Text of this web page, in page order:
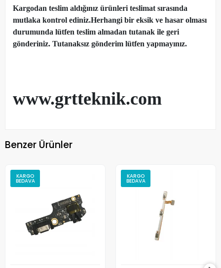
Kargodan teslim aldığınız ürünleri teslimat sırasında
mutlaka kontrol ediniz.Herhangi bir eksik ve hasar olması
durumunda lütfen teslim almadan tutanak ile geri
gönderiniz. Tutanaksız gönderim lütfen yapmayınız.
www.grtteknik.com
Benzer Ürünler
KARGO
BEDAVA
KARGO
BEDAVA